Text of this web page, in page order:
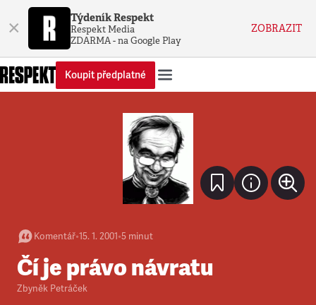
× Týdeník Respekt
Respekt Media
ZDARMA - na Google Play
ZOBRAZIT
Koupit předplatné
Komentář•15. 1. 2001•5 minut
Čí je právo návratu
Zbyněk Petráček